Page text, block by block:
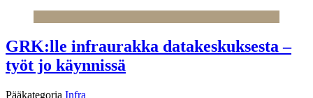
GRK:lle infraurakka datakeskuksesta –
työt jo käynnissä
Pääkategoria Infra